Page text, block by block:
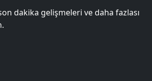
dakika gelişmeleri ve daha fazlası